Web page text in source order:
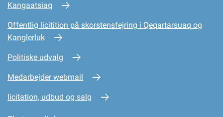
Kangaatsiaq
Offentlig licitition på skorstensfejring i Qeqartarsuaq og
Kanglerluk
Politiske udvalg
Medarbejder webmail
licitation, udbud og salg